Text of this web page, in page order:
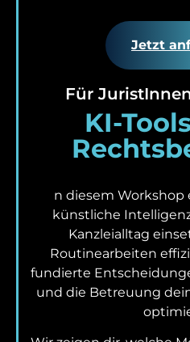
Jetzt
Für
KI-
n diesem Workshop
künstliche
Kanzleialltag
Routinearbeiten
fundierte
und die Betreuung